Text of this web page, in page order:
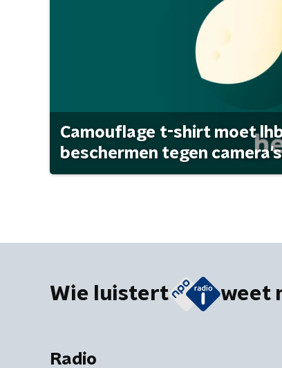
Camouflage t-shirt moet
beschermen tegen
Wie luistert weet
Radio